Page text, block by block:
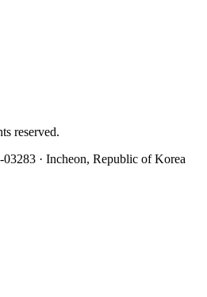
reserved.
· Incheon, Republic of Korea